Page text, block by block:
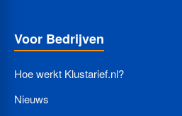
Voor Bedrijven
Hoe werkt Klustarief.nl?
Nieuws